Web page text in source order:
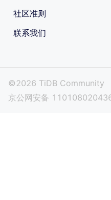
社区准则
联系我们
©2026 TiDB Community
京公网安备